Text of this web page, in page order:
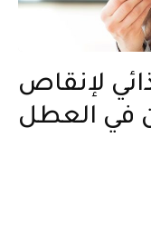
لإنقاص
في العطل